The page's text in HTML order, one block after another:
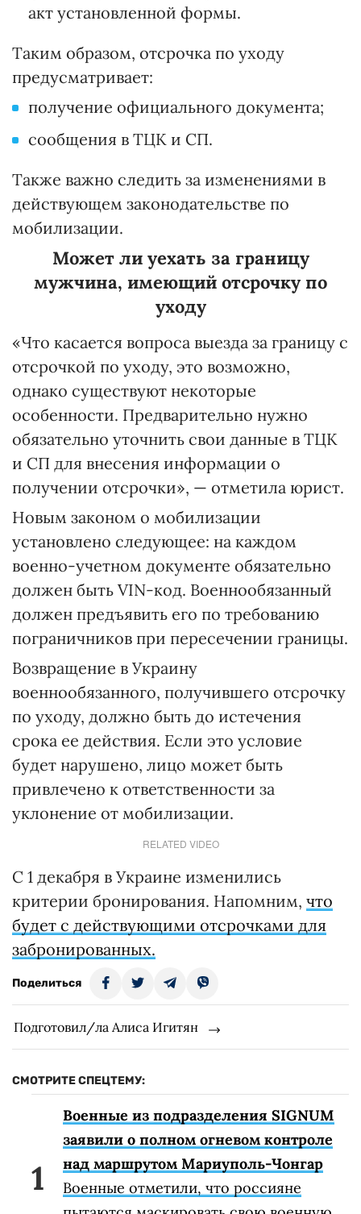
акт установленной формы.
Таким образом, отсрочка по уходу
предусматривает:
получение официального документа;
сообщения в ТЦК и СП.
Также важно следить за изменениями в
действующем законодательстве по
мобилизации.
Может ли уехать за границу
мужчина, имеющий отсрочку по
уходу
«Что касается вопроса выезда за границу с
отсрочкой по уходу, это возможно,
однако существуют некоторые
особенности. Предварительно нужно
обязательно уточнить свои данные в ТЦК
и СП для внесения информации о
получении отсрочки», — отметила юрист.
Новым законом о мобилизации
установлено следующее: на каждом
военно-учетном документе обязательно
должен быть VIN-код. Военнообязанный
должен предъявить его по требованию
пограничников при пересечении границы.
Возвращение в Украину
военнообязанного, получившего отсрочку
по уходу, должно быть до истечения
срока ее действия. Если это условие
будет нарушено, лицо может быть
привлечено к ответственности за
уклонение от мобилизации.
RELATED VIDEO
С 1 декабря в Украине изменились
критерии бронирования. Напомним, что
будет с действующими отсрочками для
забронированных.
Поделиться
Подготовил/ла Алиса Игитян
СМОТРИТЕ СПЕЦТЕМУ:
Военные из подразделения SIGNUM
заявили о полном огневом контроле
над маршрутом Мариуполь-Чонгар
Военные отметили, что россияне